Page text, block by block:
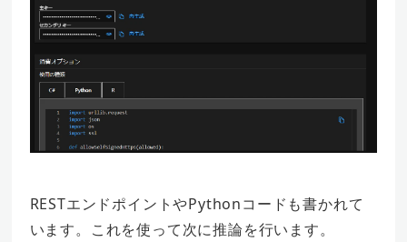
RESTエンドポイントやPythonコードも書かれて
います。これを使って次に推論を行います。